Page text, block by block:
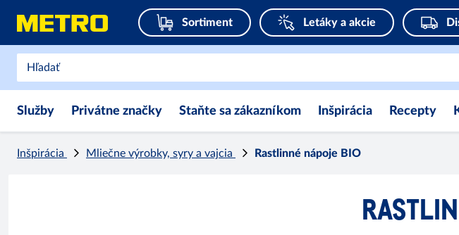
Sortiment Letáky a akcie
Služby Privátne značky Staňte sa zákazníkom Inšpirácia Recepty
Inšpirácia Mliečne výrobky, syry a vajcia Rastlinné nápoje BIO